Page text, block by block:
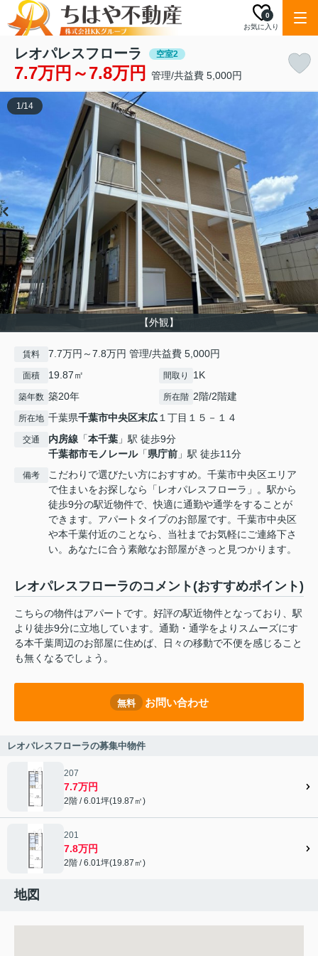
お気に入り
0
レオパレスフローラ 空室2
7.7万円～7.8万円 管理/共益費 5,000円
【外観】
1/14
賃料 7.7万円～7.8万円 管理/共益費 5,000円
面積 19.87㎡ 間取り 1K
築年数 築20年 所在階 2階/2階建
所在地 千葉県千葉市中央区末広１丁目１５－１４
交通 内房線 「本千葉 」駅 徒歩9分
千葉都市モノレール「県庁前 」駅 徒歩11分
備考
こだわりで選びたい方におすすめ。千葉市中央区エリア
で住まいをお探しなら「レオパレスフローラ」。駅から
徒歩9分の駅近物件で、快適に通勤や通学をすることが
できます。アパートタイプのお部屋です。千葉市中央区
や本千葉付近のことなら、当社までお気軽にご連絡下さ
い。あなたに合う素敵なお部屋がきっと見つかります。
レオパレスフローラのコメント(おすすめポイント)
こちらの物件はアパートです。好評の駅近物件となっており、駅
より徒歩9分に立地しています。通勤・通学をよりスムーズにす
る本千葉周辺のお部屋に住めば、日々の移動で不便を感じること
も無くなるでしょう。
無料 お問い合わせ
レオパレスフローラの募集中物件
207
7.7万円
2階 / 6.01坪(19.87㎡)
201
7.8万円
2階 / 6.01坪(19.87㎡)
地図